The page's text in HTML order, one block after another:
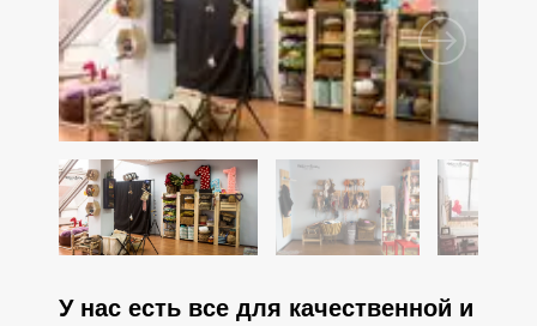
У нас есть все для качественной и